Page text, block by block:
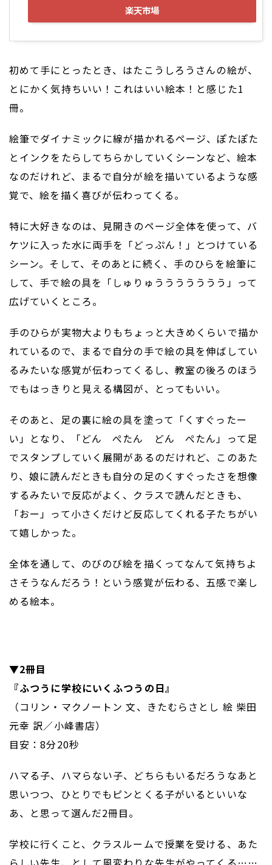
楽天市場
初めて手にとったとき、はたこうしろうさんの絵が、
とにかく気持ちいい！これはいい絵本！と感じた1
冊。
絵筆でダイナミックに線が描かれるページ、ぽたぽた
とインクをたらしてちらかしていくシーンなど、絵本
なのだけれど、まるで自分が絵を描いているような感
覚で、絵を描く喜びが伝わってくる。
特に大好きなのは、見開きのページ全体を使って、バ
ケツに入った水に両手を「どっぷん！」とつけている
シーン。そして、そのあとに続く、手のひらを絵筆に
して、手で絵の具を「しゅりゅううううううう」って
広げていくところ。
手のひらが実物大よりもちょっと大きめくらいで描か
れているので、まるで自分の手で絵の具を伸ばしてい
るみたいな感覚が伝わってくるし、教室の後ろのほう
でもはっきりと見える構図が、とってもいい。
そのあと、足の裏に絵の具を塗って「くすぐったー
い」となり、「どん ぺたん どん ぺたん」って足
でスタンプしていく展開があるのだけれど、このあた
り、娘に読んだときも自分の足のくすぐったさを想像
するみたいで反応がよく、クラスで読んだときも、
「おー」って小さくだけど反応してくれる子たちがい
て嬉しかった。
全体を通して、のびのび絵を描くってなんて気持ちよ
さそうなんだろう！という感覚が伝わる、五感で楽し
める絵本。
▼2冊目
『ふつうに学校にいくふつうの日』
（コリン・マクノートン 文、きたむらさとし 絵 柴田
元幸 訳／小峰書店）
目安：8分20秒
ハマる子、ハマらない子、どちらもいるだろうなあと
思いつつ、ひとりでもピンとくる子がいるといいな
あ、と思って選んだ2冊目。
学校に行くこと、クラスルームで授業を受ける、あた